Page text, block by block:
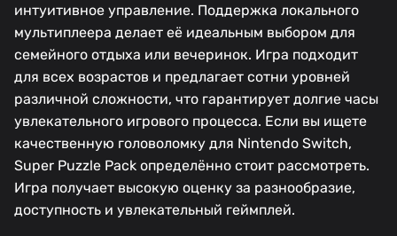
интуитивное управление. Поддержка локального
мультиплеера делает её идеальным выбором для
семейного отдыха или вечеринок. Игра подходит
для всех возрастов и предлагает сотни уровней
различной сложности, что гарантирует долгие часы
увлекательного игрового процесса. Если вы ищете
качественную головоломку для Nintendo Switch,
Super Puzzle Pack определённо стоит рассмотреть.
Игра получает высокую оценку за разнообразие,
доступность и увлекательный геймплей.